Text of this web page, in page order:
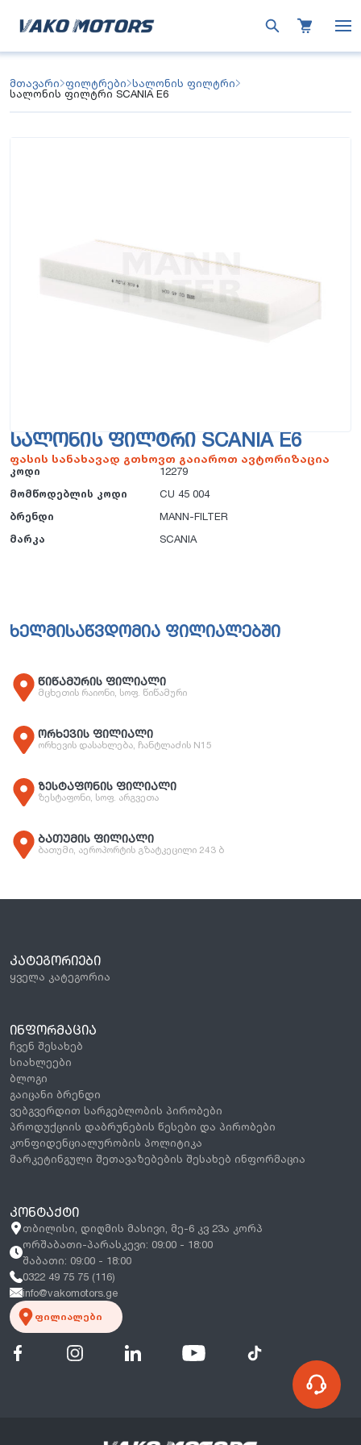
მთავარი ფილტრები სალონის ფილტრი
სალონის ფილტრი SCANIA E6
ᲡᲐᲚᲝᲜᲘᲡ ᲤᲘᲚᲢᲠᲘ SCANIA E6
ფასის სანახავად გთხოვთ გაიაროთ ავტორიზაცია
კოდი
12279
მომწოდებლის კოდი
CU 45 004
ბრენდი
MANN-FILTER
მარკა
SCANIA
ხელმისაწვდომია ფილიალებში
წიწამურის ფილიალი
მცხეთის რაიონი, სოფ. წიწამური
ორხევის ფილიალი
ორხევის დასახლება, ჩანტლაძის N15
ზესტაფონის ფილიალი
ზესტაფონი, სოფ. არგვეთა
ბათუმის ფილიალი
ბათუმი, აეროპორტის გზატკეცილი 243 ბ
ᲙᲐᲢᲔᲒᲝᲠᲘᲔᲑᲘ
ყველა კატეგორია
ᲘᲜᲤᲝᲠᲛᲐᲪᲘᲐ
ჩვენ შესახებ
სიახლეები
ბლოგი
გაიცანი ბრენდი
ვებგვერდით სარგებლობის პირობები
პროდუქციის დაბრუნების წესები და პირობები
კონფიდენციალურობის პოლიტიკა
მარკეტინგული შეთავაზებების შესახებ ინფორმაცია
ᲙᲝᲜᲢᲐᲥᲢᲘ
თბილისი, დიღმის მასივი, მე-6 კვ 23ა კორპ
ორშაბათი-პარასკევი: 09:00 - 18:00
შაბათი: 09:00 - 18:00
0322 49 75 75 (116)
info@vakomotors.ge
ფილიალები